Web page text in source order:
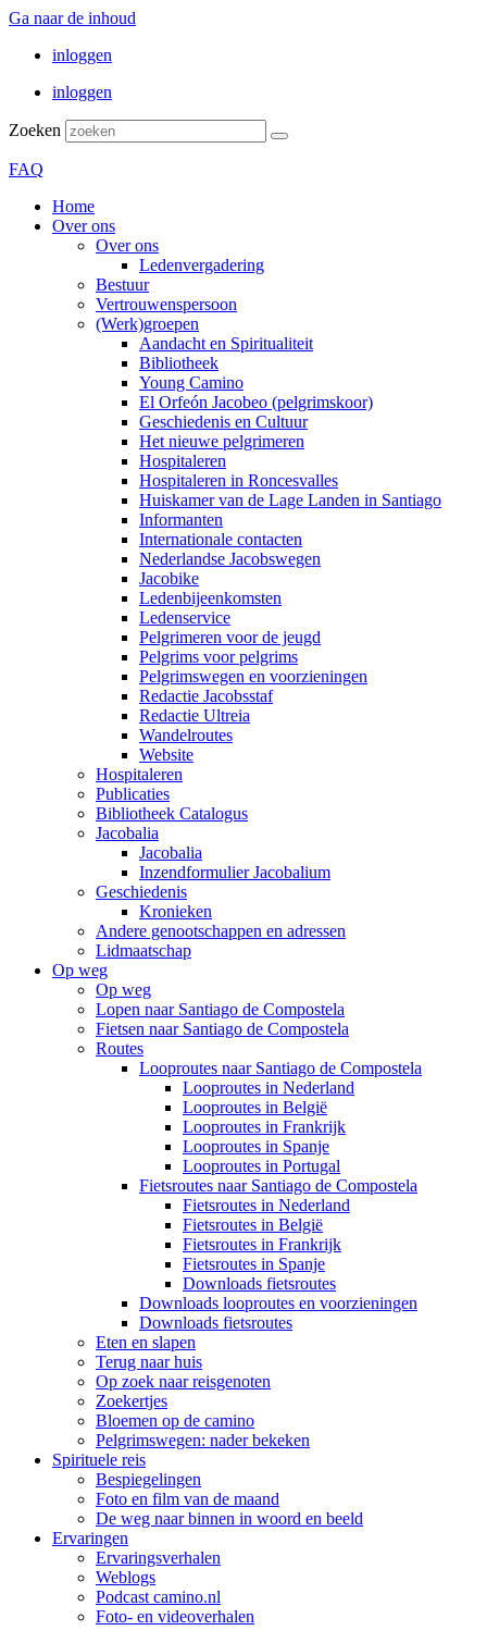
Ga naar de inhoud
inloggen
inloggen
Zoeken
FAQ
Home
Over ons
Over ons
Ledenvergadering
Bestuur
Vertrouwenspersoon
(Werk)groepen
Aandacht en Spiritualiteit
Bibliotheek
Young Camino
El Orfeón Jacobeo (pelgrimskoor)
Geschiedenis en Cultuur
Het nieuwe pelgrimeren
Hospitaleren
Hospitaleren in Roncesvalles
Huiskamer van de Lage Landen in Santiago
Informanten
Internationale contacten
Nederlandse Jacobswegen
Jacobike
Ledenbijeenkomsten
Ledenservice
Pelgrimeren voor de jeugd
Pelgrims voor pelgrims
Pelgrimswegen en voorzieningen
Redactie Jacobsstaf
Redactie Ultreia
Wandelroutes
Website
Hospitaleren
Publicaties
Bibliotheek Catalogus
Jacobalia
Jacobalia
Inzendformulier Jacobalium
Geschiedenis
Kronieken
Andere genootschappen en adressen
Lidmaatschap
Op weg
Op weg
Lopen naar Santiago de Compostela
Fietsen naar Santiago de Compostela
Routes
Looproutes naar Santiago de Compostela
Looproutes in Nederland
Looproutes in België
Looproutes in Frankrijk
Looproutes in Spanje
Looproutes in Portugal
Fietsroutes naar Santiago de Compostela
Fietsroutes in Nederland
Fietsroutes in België
Fietsroutes in Frankrijk
Fietsroutes in Spanje
Downloads fietsroutes
Downloads looproutes en voorzieningen
Downloads fietsroutes
Eten en slapen
Terug naar huis
Op zoek naar reisgenoten
Zoekertjes
Bloemen op de camino
Pelgrimswegen: nader bekeken
Spirituele reis
Bespiegelingen
Foto en film van de maand
De weg naar binnen in woord en beeld
Ervaringen
Ervaringsverhalen
Weblogs
Podcast camino.nl
Foto- en videoverhalen